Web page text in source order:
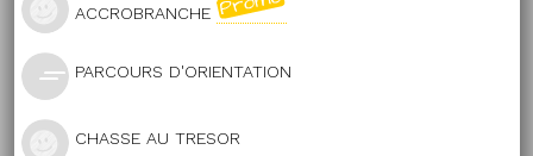
ACCROBRANCHE
PARCOURS D'ORIENTATION
CHASSE AU TRESOR